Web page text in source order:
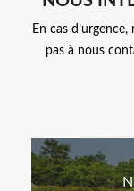
En cas
pas à nous